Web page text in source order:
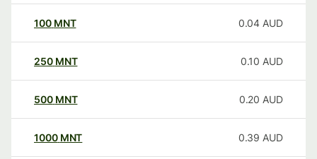
100 MNT 0.04 AUD
250 MNT 0.10 AUD
500 MNT 0.20 AUD
1000 MNT 0.39 AUD